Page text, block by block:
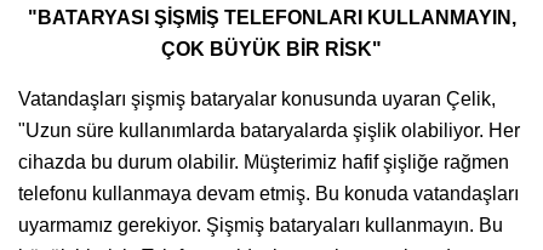
"BATARYASI ŞİŞMİŞ TELEFONLARI KULLANMAYIN,
ÇOK BÜYÜK BİR RİSK"
Vatandaşları şişmiş bataryalar konusunda uyaran Çelik,
"Uzun süre kullanımlarda bataryalarda şişlik olabiliyor. Her
cihazda bu durum olabilir. Müşterimiz hafif şişliğe rağmen
telefonu kullanmaya devam etmiş. Bu konuda vatandaşları
uyarmamız gerekiyor. Şişmiş bataryaları kullanmayın. Bu